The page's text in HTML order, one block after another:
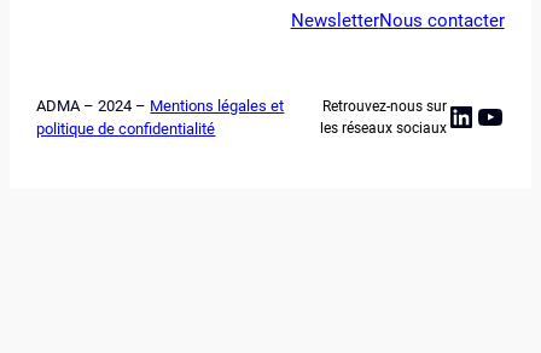
NewsletterNous contacter
ADMA – 2024 – Mentions légales et
politique de confidentialité
Retrouvez-nous sur
les réseaux sociaux